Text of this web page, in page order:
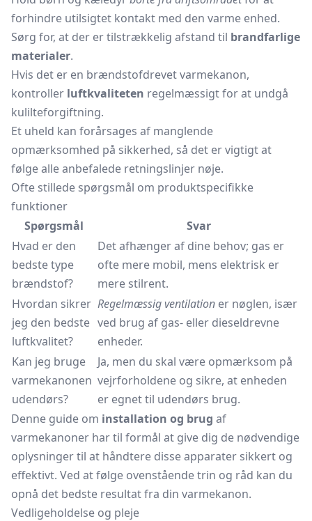
forhindre utilsigtet kontakt med den varme enhed.
Sørg for, at der er tilstrækkelig afstand til brandfarlige
materialer.
Hvis det er en brændstofdrevet varmekanon,
kontroller luftkvaliteten regelmæssigt for at undgå
kulilteforgiftning.
Et uheld kan forårsages af manglende
opmærksomhed på sikkerhed, så det er vigtigt at
følge alle anbefalede retningslinjer nøje.
Ofte stillede spørgsmål om produktspecifikke
funktioner
Spørgsmål
Svar
Hvad er den
bedste type
brændstof?
Det afhænger af dine behov; gas er
ofte mere mobil, mens elektrisk er
mere stilrent.
Hvordan sikrer
jeg den bedste
luftkvalitet?
Regelmæssig ventilation er nøglen, især
ved brug af gas- eller dieseldrevne
enheder.
Kan jeg bruge
varmekanonen
udendørs?
Ja, men du skal være opmærksom på
vejrforholdene og sikre, at enheden
er egnet til udendørs brug.
Denne guide om installation og brug af
varmekanoner har til formål at give dig de nødvendige
oplysninger til at håndtere disse apparater sikkert og
effektivt. Ved at følge ovenstående trin og råd kan du
opnå det bedste resultat fra din varmekanon.
Vedligeholdelse og pleje